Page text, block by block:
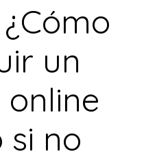
un
online
si no